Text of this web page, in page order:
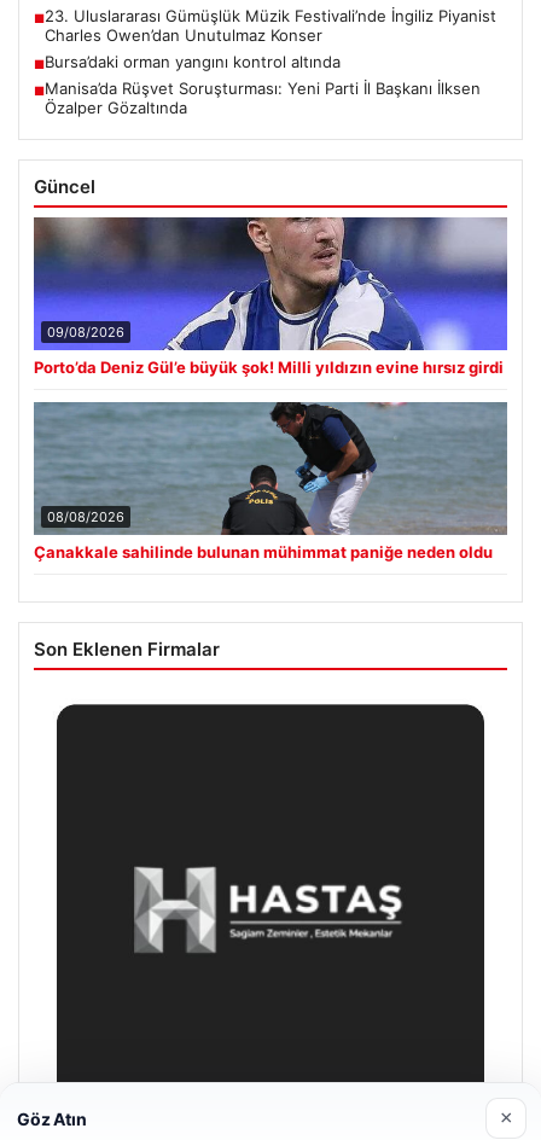
■23. Uluslararası Gümüşlük Müzik Festivali’nde İngiliz Piyanist
Charles Owen’dan Unutulmaz Konser
■Bursa’daki orman yangını kontrol altında
■Manisa’da Rüşvet Soruşturması: Yeni Parti İl Başkanı İlksen
Özalper Gözaltında
Güncel
09/08/2026
Porto’da Deniz Gül’e büyük şok! Milli yıldızın evine hırsız girdi
08/08/2026
Çanakkale sahilinde bulunan mühimmat paniğe neden oldu
Son Eklenen Firmalar
Göz Atın ×